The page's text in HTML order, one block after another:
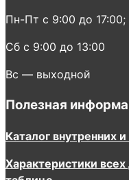
Пн-Пт с 9:00 до 17:00;
Сб с 9:00 до 13:00
Вс — выходной
Полезная
Каталог внутренних
Характеристики